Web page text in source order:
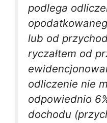
podlega
lub od
ryczałtem od
odliczenie nie
odpowiednio
dochodu